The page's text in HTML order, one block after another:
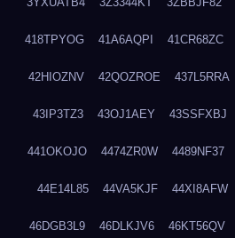
418TPYOG 41A6AQPI 41CR68ZC
42HIOZNV 42QOZROE 437L5RRA
43IP3TZ3 43OJ1AEY 43SSFXBJ
441OKOJO 4474ZR0W 4489NF37
44E14L85 44VA5KJF 44XI8AFW
46DGB3L9 46DLKJV6 46KT56QV